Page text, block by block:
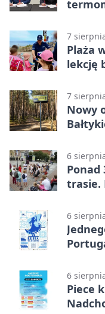
7
Plaża
lekcję
7
Nowy
6
trasie.
6
6
Piece